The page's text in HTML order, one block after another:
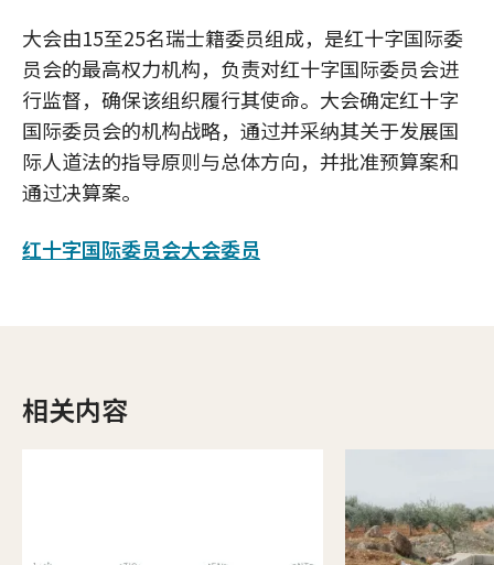
大会由15至25名瑞士籍委员组成，是红十字国际委
员会的最高权力机构，负责对红十字国际委员会进
行监督，确保该组织履行其使命。大会确定红十字
国际委员会的机构战略，通过并采纳其关于发展国
际人道法的指导原则与总体方向，并批准预算案和
通过决算案。
红十字国际委员会大会委员
相关内容